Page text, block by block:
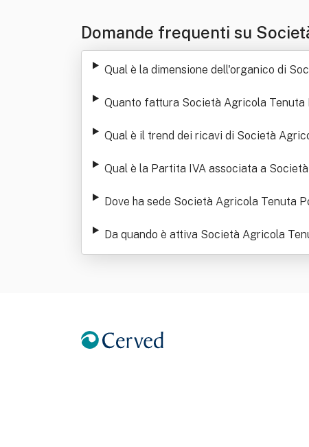
Domande frequenti su
Qual è la dimensione dell'organico di
Quanto fattura Società Agricola Tenuta
Qual è il trend dei ricavi di Società
Qual è la Partita IVA associata a
Dove ha sede Società Agricola Tenuta
Da quando è attiva Società Agricola